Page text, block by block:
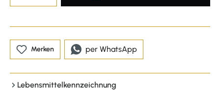
Merken per WhatsApp
Lebensmittelkennzeichnung